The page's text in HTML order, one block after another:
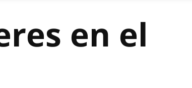
en el